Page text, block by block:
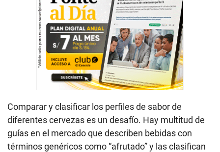
Comparar y clasificar los perfiles de sabor de
diferentes cervezas es un desafío. Hay multitud de
guías en el mercado que describen bebidas con
términos genéricos como “afrutado” y las clasifican